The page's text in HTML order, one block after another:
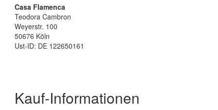
Casa Flamenca
Teodora Cambron
Weyerstr. 100
50676 Köln
Ust-ID: DE 122650161
Kauf-Informationen